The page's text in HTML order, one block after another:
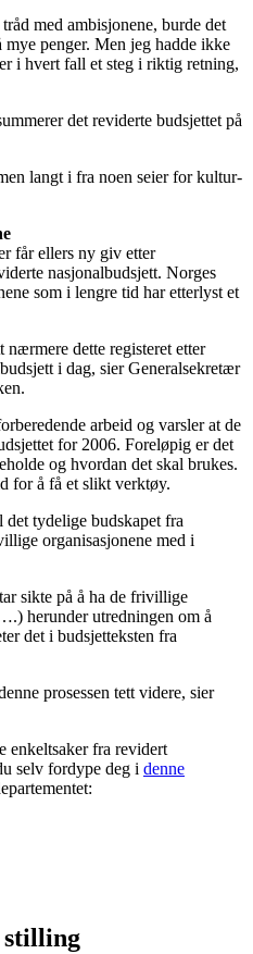
med ambisjonene, burde det
penger. Men jeg hadde ikke
i hvert fall et steg i riktig retning,
det reviderte budsjettet på
langt i fra noen seier for kultur-
får ellers ny giv etter
nasjonalbudsjett. Norges
som i lengre tid har etterlyst et
dette registeret etter
i dag, sier Generalsekretær
arbeid og varsler at de
for 2006. Foreløpig er det
og hvordan det skal brukes.
for å få et slikt verktøy.
tydelige budskapet fra
organisasjonene med i
sikte på å ha de frivillige
herunder utredningen om å
det i budsjetteksten fra
prosessen tett videre, sier
enkeltsaker fra revidert
selv fordype deg i denne
stilling